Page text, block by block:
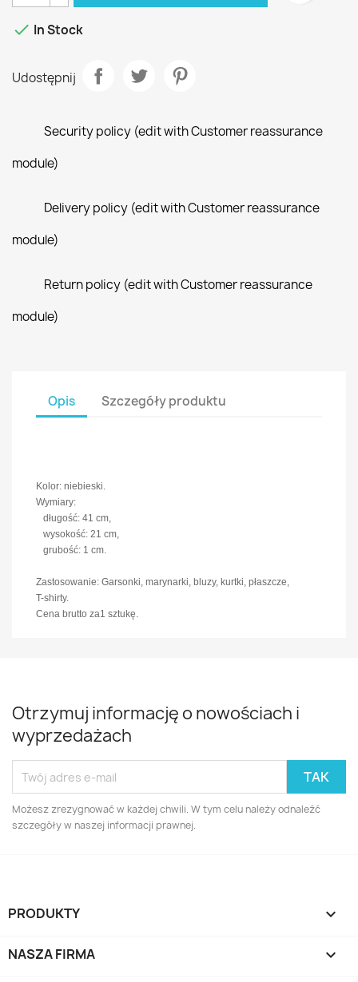
 In Stock
Udostępnij
Security policy (edit with Customer reassurance
module)
Delivery policy (edit with Customer reassurance
module)
Return policy (edit with Customer reassurance
module)
Opis Szczegóły produktu
Kolor: niebieski.
Wymiary:
długość: 41 cm,
wysokość: 21 cm,
grubość: 1 cm.
Zastosowanie: Garsonki, marynarki, bluzy, kurtki, płaszcze,
T-shirty.
Cena brutto za1 sztukę.
Otrzymuj informację o nowościach i
wyprzedażach
Możesz zrezygnować w każdej chwili. W tym celu należy odnaleźć
szczegóły w naszej informacji prawnej.
PRODUKTY 
NASZA FIRMA 